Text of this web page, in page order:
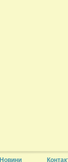
Новини